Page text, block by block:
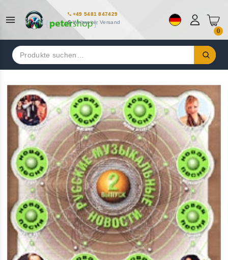
+49 5481 847429
Weltweiter Versand
0
Suchen
nach: